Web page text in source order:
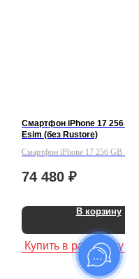
Смартфон iPhone 17 256
Esim (без Rustore)
Смартфон iPhone 17 256 GB
74 480 ₽
В корзину
Купить в рассрочку